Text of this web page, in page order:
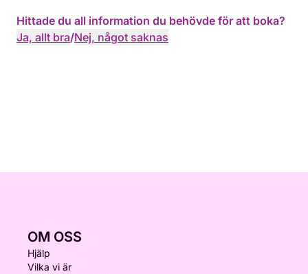
Hittade du all information du behövde för att boka?
Ja, allt bra/Nej, något saknas
OM OSS
Hjälp
Vilka vi är